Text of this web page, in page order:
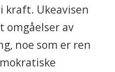
kraft. Ukeavisen
omgåelser av
noe som er ren